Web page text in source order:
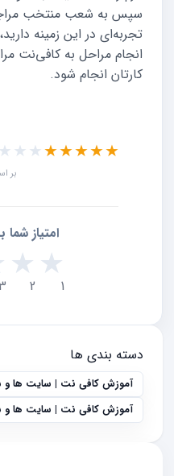
سپس به شعب منتخب
تجربه‌ای در این زمینه
انجام مراحل به کافی‌نت
کارتان انجام شود.
★★★★★
بر اساس 1
امتیاز
★1
★2
دسته بندی ها
آموزش کافی نت | سایت ها و
آموزش کافی نت | سایت ها و